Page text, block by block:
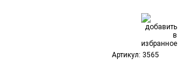
Артикул: 3565